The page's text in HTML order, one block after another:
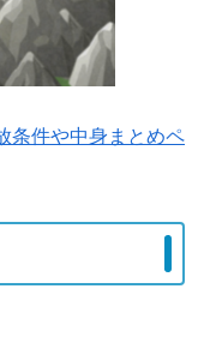
条件や中身まとめペ